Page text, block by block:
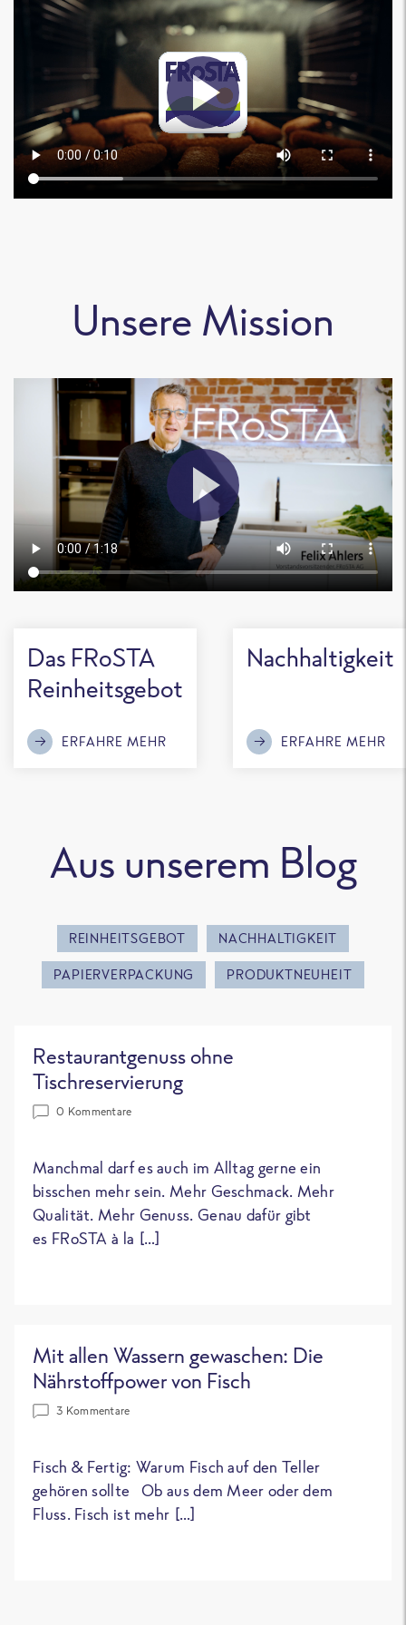
Unsere Mission
Das FRoSTA
Reinheitsgebot
ERFAHRE MEHR
Nachhaltigkeit
ERFAHRE MEHR
Aus unserem Blog
REINHEITSGEBOT NACHHALTIGKEIT
PAPIERVERPACKUNG PRODUKTNEUHEIT
Restaurantgenuss ohne
Tischreservierung
0 Kommentare
Manchmal darf es auch im Alltag gerne ein
bisschen mehr sein. Mehr Geschmack. Mehr
Qualität. Mehr Genuss. Genau dafür gibt
es FRoSTA à la […]
Mit allen Wassern gewaschen: Die
Nährstoffpower von Fisch
3 Kommentare
Fisch & Fertig: Warum Fisch auf den Teller
gehören sollte Ob aus dem Meer oder dem
Fluss. Fisch ist mehr […]